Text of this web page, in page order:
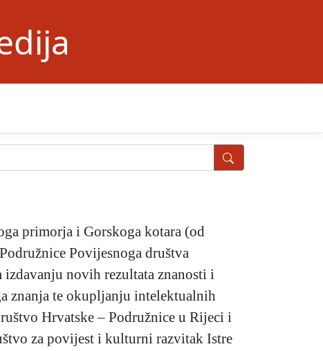
primorja i Gorskoga kotara (od
Povijesnoga društva
novih rezultata znanosti i
znanja te okupljanju intelektualnih
Hrvatske – Podružnice u Rijeci i
za povijest i kulturni razvitak Istre